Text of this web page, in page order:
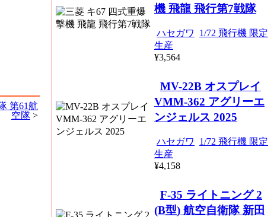
第61航
空隊 >
機 飛龍 飛行第7戦隊
ハセガワ
1/72 飛行機 限定
生産
¥3,564
MV-22B オスプレイ
VMM-362 アグリーエ
ンジェルス 2025
ハセガワ
1/72 飛行機 限定
生産
¥4,158
F-35 ライトニング 2
(B型) 航空自衛隊 新田